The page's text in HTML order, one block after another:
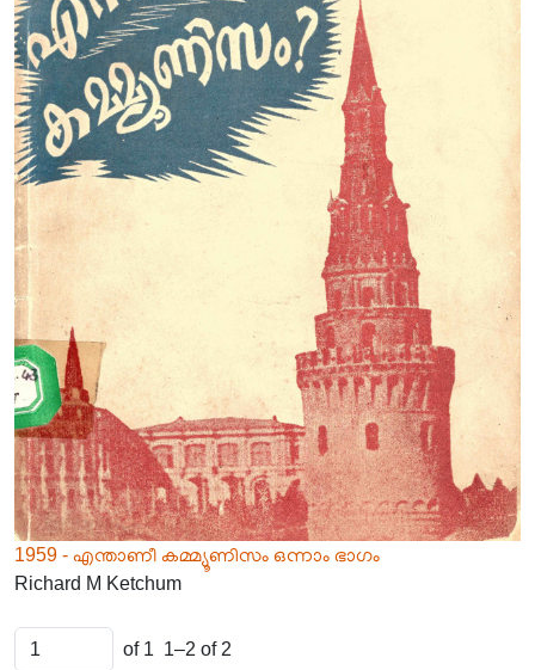
1959 - എന്താണീ കമ്മ്യൂണിസം ഒന്നാം ഭാഗം
Richard M Ketchum
of 1 1–2 of 2